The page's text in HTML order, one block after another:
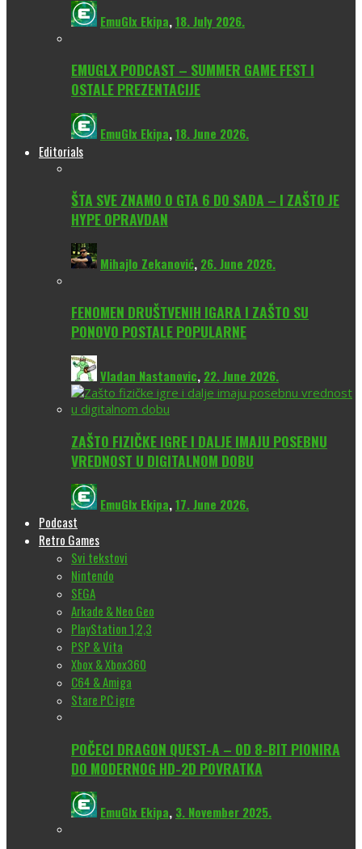
EmuGlx Ekipa,18. July 2026.
EMUGLX PODCAST – SUMMER GAME FEST I
OSTALE PREZENTACIJE
EmuGlx Ekipa,18. June 2026.
Editorials
ŠTA SVE ZNAMO O GTA 6 DO SADA – I ZAŠTO JE
HYPE OPRAVDAN
Mihajlo Zekanović, 26. June 2026.
FENOMEN DRUŠTVENIH IGARA I ZAŠTO SU
PONOVO POSTALE POPULARNE
Vladan Nastanovic, 22. June 2026.
ZAŠTO FIZIČKE IGRE I DALJE IMAJU POSEBNU
VREDNOST U DIGITALNOM DOBU
EmuGlx Ekipa,17. June 2026.
Podcast
Retro Games
Svi tekstovi
Nintendo
SEGA
Arkade & Neo Geo
PlayStation 1,2,3
PSP & Vita
Xbox & Xbox360
C64 & Amiga
Stare PC igre
POČECI DRAGON QUEST-A – OD 8-BIT PIONIRA
DO MODERNOG HD-2D POVRATKA
EmuGlx Ekipa, 3. November 2025.